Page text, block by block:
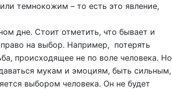
темнокожим – то есть это явление,
дне. Стоит отметить, что бывает и
на выбор. Например, потерять
происходящее не по воле человека. Но
мукам и эмоциям, быть сильным,
выбором человека. Он не будет